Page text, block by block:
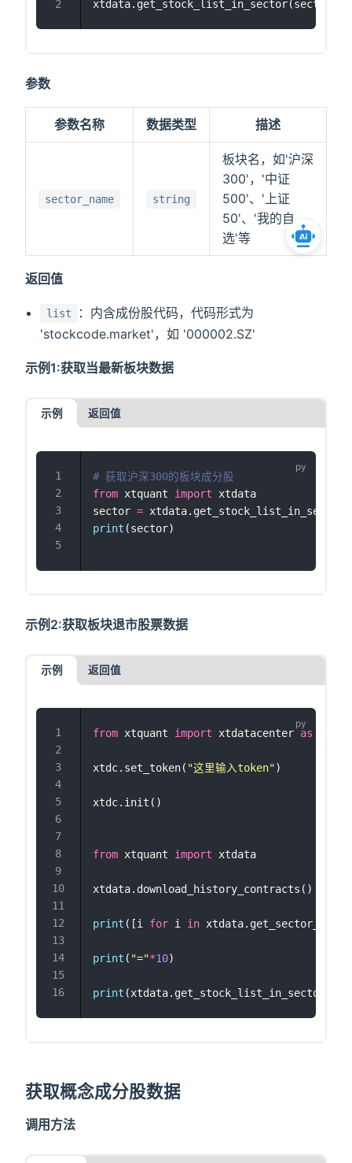
参数
参数名称 数据类型 描述
sector_name string
板块名，如'沪深
300'，'中证
500'、'上证
50'、'我的自
选'等
返回值
list
：内含成份股代码，代码形式为
'stockcode.market'，如 '000002.SZ'
示例1:获取当最新板块数据
示例 返回值
# 获取沪深300的板块成分股
from xtquant import xtdata
sector = xtdata.get_stock_list_in_sector(
print (sector)
示例2:获取板块退市股票数据
示例 返回值
from xtquant import xtdatacenter as
xtdc.set_token( "这里输入token")
xtdc.init()
from xtquant import xtdata
xtdata.download_history_contracts()
print ([i for i in
print ( "="*10)
print (xtdata.get_stock_list_in_sector(
获取概念成分股数据
调用方法